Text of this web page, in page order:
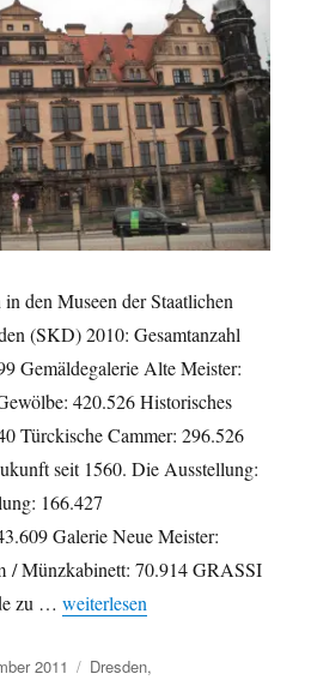
den Museen der Staatlichen
(SKD) 2010: Gesamtanzahl
Gemäldegalerie Alte Meister:
420.526 Historisches
Türckische Cammer: 296.526
seit 1560. Die Ausstellung:
166.427
Galerie Neue Meister:
/ Münzkabinett: 70.914 GRASSI
zu …„Besucherzahlen in den
weiterlesen
2011 Kategorien
Dresden,